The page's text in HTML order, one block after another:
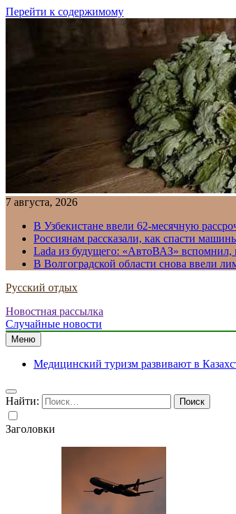
Перейти к содержимому
7 августа, 2026
В Узбекистане ввели 62-месячную
Россиянам рассказали, как спасти
Lada из будущего: «АвтоВАЗ» вспомнил,
В Волгоградской области снова ввели
Русский отдых
Новостная рассылка
Случайные новости
Меню
Медицинский туризм развивают в
Найти:
Заголовки